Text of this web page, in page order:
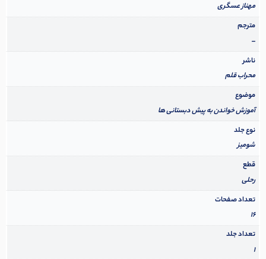
مهناز عسگری
مترجم
–
ناشر
محراب قلم
موضوع
آموزش خواندن به پیش دبستانی ها
نوع جلد
شومیز
قطع
رحلی
تعداد صفحات
16
تعداد جلد
1